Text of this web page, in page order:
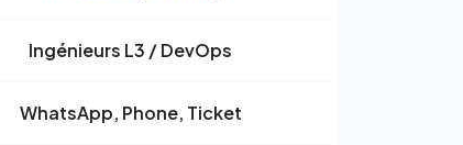
Ingénieurs L3 / DevOps
WhatsApp, Phone, Ticket